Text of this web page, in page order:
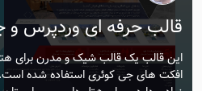
قالب حرفه ای وردپرس و
این قالب یک قالب شیک و مدرن برای
افکت های جی کوئری استفاده شده